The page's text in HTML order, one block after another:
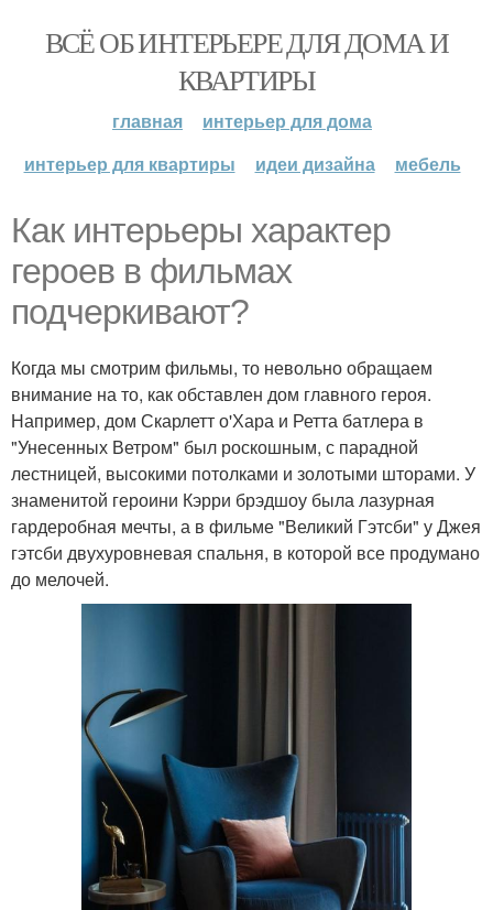
ВСЁ ОБ ИНТЕРЬЕРЕ ДЛЯ ДОМА И
КВАРТИРЫ
главная
интерьер для дома
интерьер для квартиры
идеи дизайна мебель
Как интерьеры характер
героев в фильмах
подчеркивают?
Когда мы смотрим фильмы, то невольно обращаем
внимание на то, как обставлен дом главного героя.
Например, дом Скарлетт о'Хара и Ретта батлера в
"Унесенных Ветром" был роскошным, с парадной
лестницей, высокими потолками и золотыми шторами. У
знаменитой героини Кэрри брэдшоу была лазурная
гардеробная мечты, а в фильме "Великий Гэтсби" у Джея
гэтсби двухуровневая спальня, в которой все продумано
до мелочей.